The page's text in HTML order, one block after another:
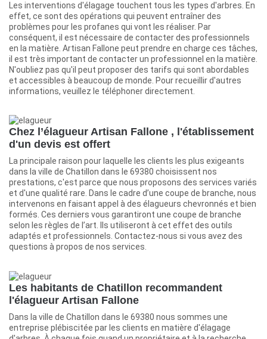
Les interventions d'élagage touchent tous les types d'arbres. En
effet, ce sont des opérations qui peuvent entraîner des
problèmes pour les profanes qui vont les réaliser. Par
conséquent, il est nécessaire de contacter des professionnels
en la matière. Artisan Fallone peut prendre en charge ces tâches,
il est très important de contacter un professionnel en la matière.
N'oubliez pas qu'il peut proposer des tarifs qui sont abordables
et accessibles à beaucoup de monde. Pour recueillir d'autres
informations, veuillez le téléphoner directement.
Chez l’élagueur Artisan Fallone , l'établissement
d'un devis est offert
La principale raison pour laquelle les clients les plus exigeants
dans la ville de Chatillon dans le 69380 choisissent nos
prestations, c'est parce que nous proposons des services variés
et d'une qualité rare. Dans le cadre d’une coupe de branche, nous
intervenons en faisant appel à des élagueurs chevronnés et bien
formés. Ces derniers vous garantiront une coupe de branche
selon les règles de l’art. Ils utiliseront à cet effet des outils
adaptés et professionnels. Contactez-nous si vous avez des
questions à propos de nos services.
Les habitants de Chatillon recommandent
l'élagueur Artisan Fallone
Dans la ville de Chatillon dans le 69380 nous sommes une
entreprise plébiscitée par les clients en matière d'élagage